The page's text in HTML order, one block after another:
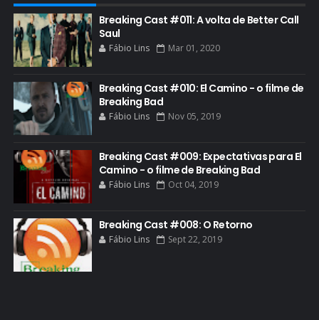
FELIZ NATAL
FILME
GIANCARLO ESPOSITO
GOLDEN GLOBE
GRACEPOINT
GREENBRIER
GUIA DE EPISÓDIOS
GUS FRING
HCATV AWARDS
HCATV AWARDS 2022
HECTOR SALAMANCA
Breaking Cast #011: A volta de Better Call
Saul
Fábio Lins Mar 01, 2020
Breaking Cast #010: El Camino - o filme de
Breaking Bad
Fábio Lins Nov 05, 2019
Breaking Cast #009: Expectativas para El
Camino - o filme de Breaking Bad
Fábio Lins Oct 04, 2019
Breaking Cast #008: O Retorno
Fábio Lins Sept 22, 2019